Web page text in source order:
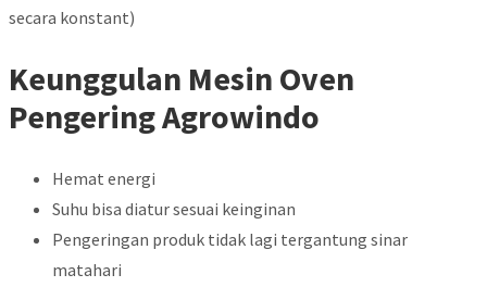
secara konstant)
Keunggulan Mesin Oven
Pengering Agrowindo
Hemat energi
Suhu bisa diatur sesuai keinginan
Pengeringan produk tidak lagi tergantung sinar
matahari